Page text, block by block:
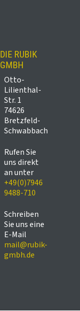
DIE RUBIK
GMBH
Otto-
Lilienthal-
Str. 1
74626
Bretzfeld-
Schwabbach
Rufen Sie
uns direkt
an unter
+49(0)7946
9488-710
Schreiben
Sie uns eine
E-Mail
mail@rubik-
gmbh.de